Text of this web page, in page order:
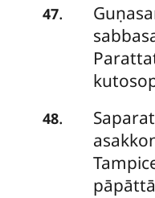
47.
48.